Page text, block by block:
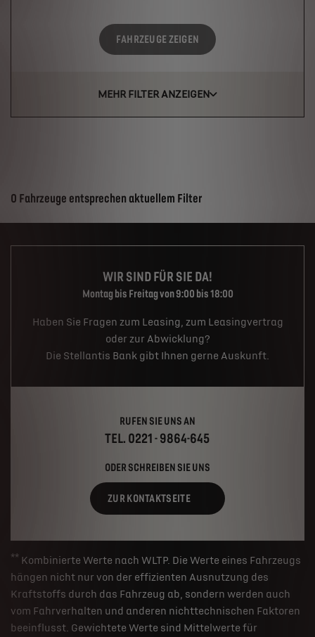
FAHRZEUGE ZEIGEN
MEHR FILTER ANZEIGEN
Suchergebnisse
0 Fahrzeuge entsprechen aktuellem Filter
WIR SIND FÜR SIE DA!
Montag bis Freitag von 9:00 bis 18:00
Haben Sie Fragen zum Leasing, zum Leasingvertrag
oder zur Abwicklung?
Die Stellantis Bank gibt Ihnen gerne Auskunft.
RUFEN SIE UNS AN
TEL. 0221 - 9864-645
ODER SCHREIBEN SIE UNS
ZUR KONTAKTSEITE
** Kombinierte Werte nach WLTP. Die Werte eines Fahrzeugs
hängen nicht nur von der effizienten Ausnutzung des
Kraftstoffs durch das Fahrzeug ab, sondern werden auch
vom Fahrverhalten und anderen nichttechnischen Faktoren
beeinflusst. Gewichtete Werte sind Mittelwerte für